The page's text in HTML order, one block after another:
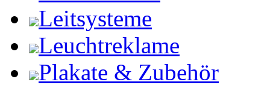
Leitsysteme
Leuchtreklame
Plakate & Zubehör